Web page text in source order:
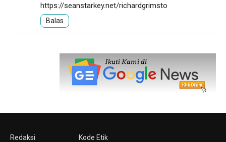
https://seanstarkey.net/richardgrimsto
Balas
Redaksi
Kode Etik